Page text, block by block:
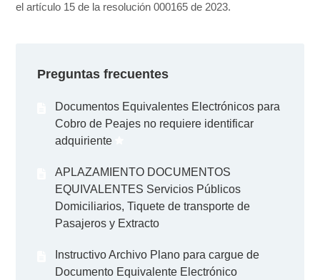
el artículo 15 de la resolución 000165 de 2023.
Preguntas frecuentes
Documentos Equivalentes Electrónicos para
Cobro de Peajes no requiere identificar
adquiriente
APLAZAMIENTO DOCUMENTOS
EQUIVALENTES Servicios Públicos
Domiciliarios, Tiquete de transporte de
Pasajeros y Extracto
Instructivo Archivo Plano para cargue de
Documento Equivalente Electrónico